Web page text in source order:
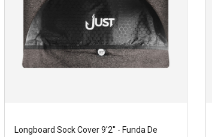
Marcas
Ancho
Tamano|296cm
Longboard Sock Cover 9'2'' - Funda De